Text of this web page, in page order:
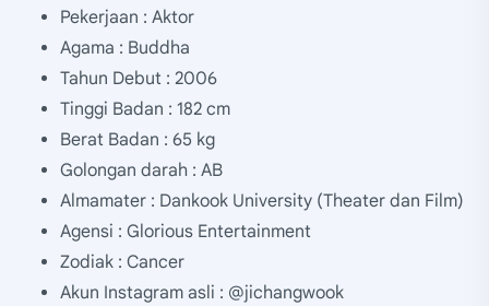
Pekerjaan : Aktor
Agama : Buddha
Tahun Debut : 2006
Tinggi Badan : 182 cm
Berat Badan : 65 kg
Golongan darah : AB
Almamater : Dankook University (Theater dan Film)
Agensi : Glorious Entertainment
Zodiak : Cancer
Akun Instagram asli : @jichangwook